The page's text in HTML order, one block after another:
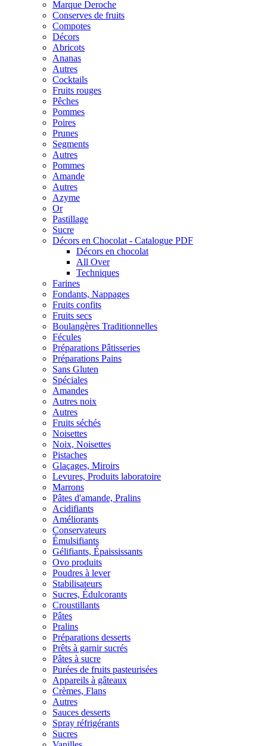
Marque Deroche
Conserves de fruits
Compotes
Décors
Abricots
Ananas
Autres
Cocktails
Fruits rouges
Pêches
Pommes
Poires
Prunes
Segments
Autres
Pommes
Amande
Autres
Azyme
Or
Pastillage
Sucre
Décors en Chocolat - Catalogue PDF
Décors en chocolat
All Over
Techniques
Farines
Fondants, Nappages
Fruits confits
Fruits secs
Boulangères Traditionnelles
Fécules
Préparations Pâtisseries
Préparations Pains
Sans Gluten
Spéciales
Amandes
Autres noix
Autres
Fruits séchés
Noisettes
Noix, Noisettes
Pistaches
Glaçages, Miroirs
Levures, Produits laboratoire
Marrons
Pâtes d'amande, Pralins
Acidifiants
Améliorants
Conservateurs
Émulsifiants
Gélifiants, Épaississants
Ovo produits
Poudres à lever
Stabilisateurs
Sucres, Édulcorants
Croustillants
Pâtes
Pralins
Préparations desserts
Prêts à garnir sucrés
Pâtes à sucre
Purées de fruits pasteurisées
Appareils à gâteaux
Crèmes, Flans
Autres
Sauces desserts
Spray réfrigérants
Sucres